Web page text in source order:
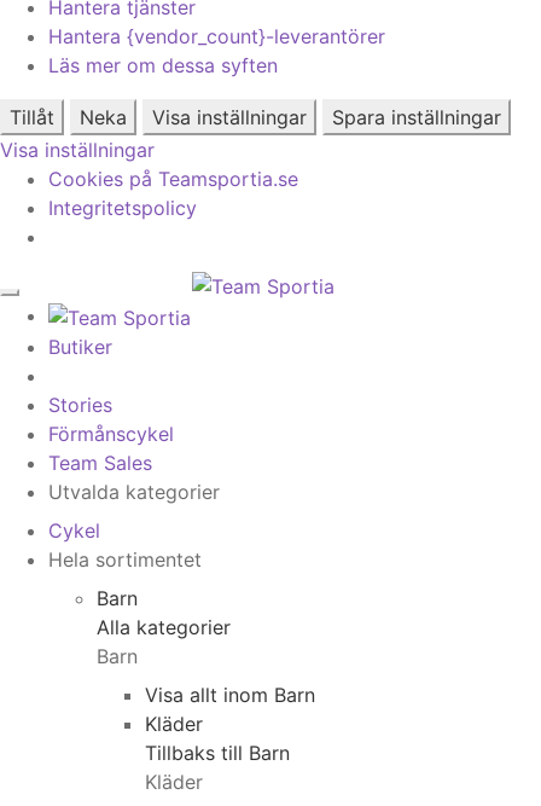
Hantera tjänster
Hantera {vendor_count}-leverantörer
Läs mer om dessa syften
Tillåt Neka Visa inställningar
Spara inställningar
Visa inställningar
Cookies på Teamsportia.se
Integritetspolicy
Butiker
Stories
Förmånscykel
Team Sales
Utvalda kategorier
Cykel
Hela sortimentet
Barn
Alla kategorier
Barn
Visa allt inom Barn
Kläder
Tillbaks till Barn
Kläder